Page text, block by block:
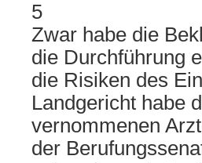
5
Zwar habe die
die Durchführung
die Risiken des
Landgericht habe
vernommenen
der